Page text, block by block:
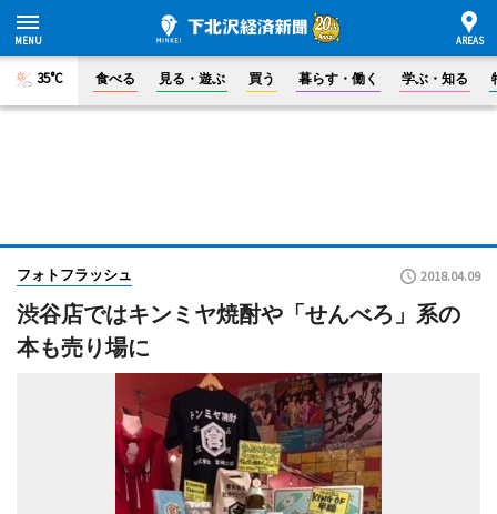
35°C 食べる 見る・遊ぶ 買う 暮らす・働く 学ぶ・知る
フォトフラッシュ 2018.04.09
渋谷店ではキンミヤ焼酎や「せんべろ」系の
本も売り場に